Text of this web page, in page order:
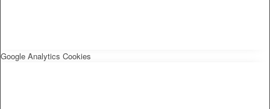
Google Analytics Cookies